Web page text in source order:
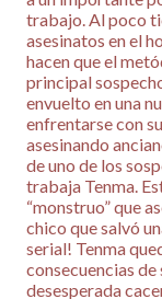
trabajo. Al poco
asesinatos en el
hacen que el
principal
envuelto en una
enfrentarse con
asesinando
de uno de los
trabaja Tenma.
“monstruo” que
chico que salvó
serial! Tenma
consecuencias de
desesperada